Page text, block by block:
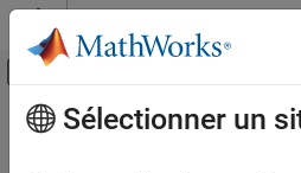
Passer au contenu
Activer/désactiver
Accueil de la documentation
Contenu principal
Sélectionner un